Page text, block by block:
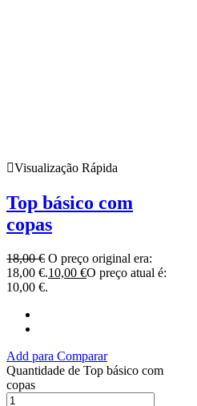
Visualização Rápida
Top básico com
copas
18,00€ O preço original era:
18,00 €.10,00 €O preço atual é:
10,00 €.
Add para Comparar
Quantidade de Top básico com
copas